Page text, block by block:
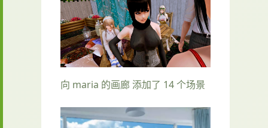
向 maria 的画廊 添加了 14 个场景